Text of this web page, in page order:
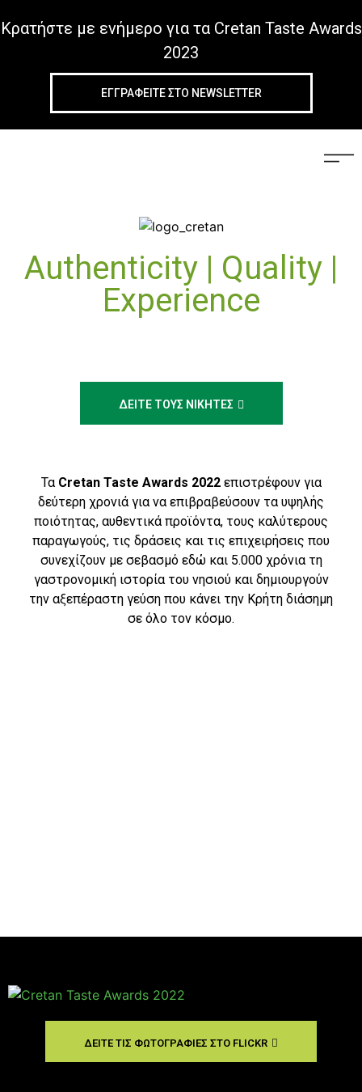
Κρατήστε με ενήμερο για τα Cretan Taste Awards
2023
ΕΓΓΡΑΦΕIΤΕ ΣΤΟ NEWSLETTER
Authenticity | Quality |
Experience
ΔΕΙΤΕ ΤΟΥΣ ΝΙΚΗΤΕΣ
Τα Cretan Taste Awards 2022επιστρέφουν για
δεύτερη χρονιά για να επιβραβεύσουν τα υψηλής
ποιότητας, αυθεντικά προϊόντα, τους καλύτερους
παραγωγούς, τις δράσεις και τις επιχειρήσεις που
συνεχίζουν με σεβασμό εδώ και 5.000 χρόνια τη
γαστρονομική ιστορία του νησιού και δημιουργούν
την αξεπέραστη γεύση που κάνει την Κρήτη διάσημη
σε όλο τον κόσμο.
ΔΕΙΤΕ ΤΙΣ ΦΩΤΟΓΡΑΦΙΕΣ ΣΤΟ FLICKR